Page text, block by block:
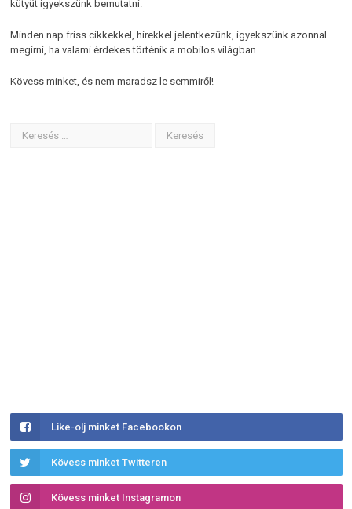
kütyüt igyekszünk bemutatni.
Minden nap friss cikkekkel, hírekkel jelentkezünk, igyekszünk azonnal
megírni, ha valami érdekes történik a mobilos világban.
Kövess minket, és nem maradsz le semmiről!
Like-olj minket Facebookon
Kövess minket Twitteren
Kövess minket Instagramon